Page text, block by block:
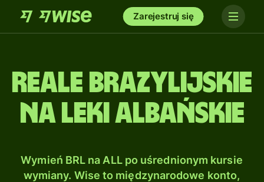
Zarejestruj się
Reale brazylijskie
na Leki albańskie
Wymień BRL na ALL po uśrednionym kursie
wymiany. Wise to międzynarodowe konto,